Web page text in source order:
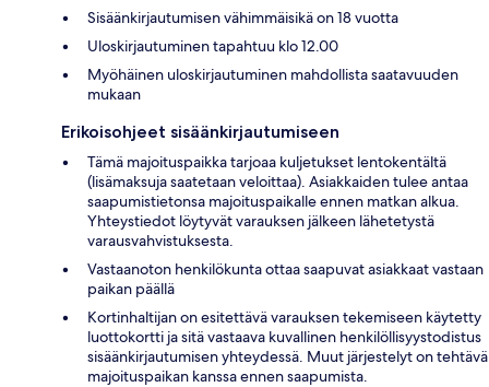
Sisäänkirjautumisen vähimmäisikä on 18 vuotta
Uloskirjautuminen tapahtuu klo 12.00
Myöhäinen uloskirjautuminen mahdollista saatavuuden
mukaan
Erikoisohjeet sisäänkirjautumiseen
Tämä majoituspaikka tarjoaa kuljetukset lentokentältä
(lisämaksuja saatetaan veloittaa). Asiakkaiden tulee antaa
saapumistietonsa majoituspaikalle ennen matkan alkua.
Yhteystiedot löytyvät varauksen jälkeen lähetetystä
varausvahvistuksesta.
Vastaanoton henkilökunta ottaa saapuvat asiakkaat vastaan
paikan päällä
Kortinhaltijan on esitettävä varauksen tekemiseen käytetty
luottokortti ja sitä vastaava kuvallinen henkilöllisyystodistus
sisäänkirjautumisen yhteydessä. Muut järjestelyt on tehtävä
majoituspaikan kanssa ennen saapumista.